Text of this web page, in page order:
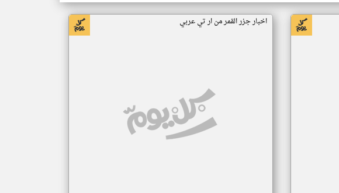
اخبار جزر القمر من ار تي عربي